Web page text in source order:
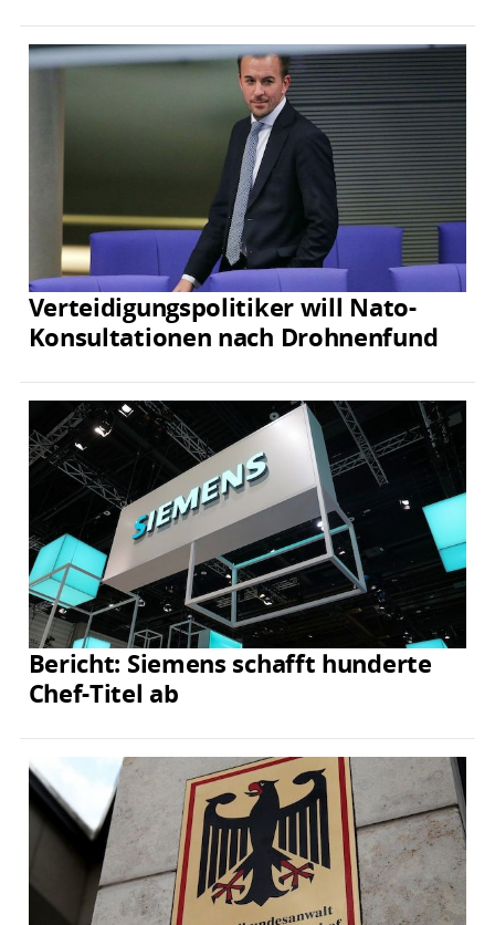
Verteidigungspolitiker will Nato-
Konsultationen nach Drohnenfund
Bericht: Siemens schafft hunderte
Chef-Titel ab